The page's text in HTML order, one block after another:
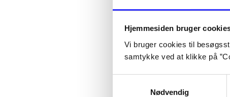
Hjemmesiden bruger
Vi bruger cookies til
samtykke ved at klikke på
Nødvendig
...